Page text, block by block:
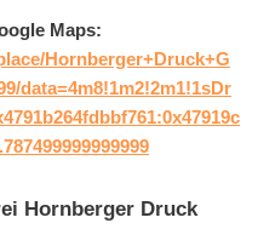
Maps:
Hornberger+Druck+G
data=4m8!1m2!2m1!1sDr
Hornberger Druck